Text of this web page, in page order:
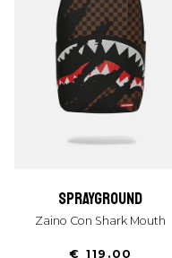
sprayground
Zaino Con Shark Mouth
€ 119.00